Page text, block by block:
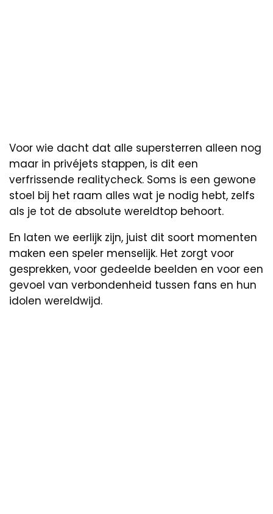
Voor wie dacht dat alle supersterren alleen nog
maar in privéjets stappen, is dit een
verfrissende realitycheck. Soms is een gewone
stoel bij het raam alles wat je nodig hebt, zelfs
als je tot de absolute wereldtop behoort.
En laten we eerlijk zijn, juist dit soort momenten
maken een speler menselijk. Het zorgt voor
gesprekken, voor gedeelde beelden en voor een
gevoel van verbondenheid tussen fans en hun
idolen wereldwijd.